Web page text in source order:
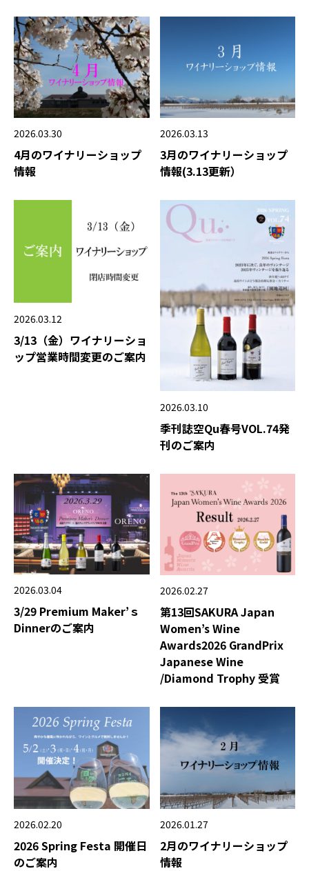
2026.03.30
4月のワイナリーショップ
情報
2026.03.13
3月のワイナリーショップ
情報(3.13更新）
2026.03.12
3/13（金）ワイナリーショ
ップ営業時間変更のご案内
2026.03.10
季刊誌空Qu春号VOL.74発
刊のご案内
2026.03.04
3/29 Premium Maker’ｓ
Dinnerのご案内
2026.02.27
第13回SAKURA Japan
Women’s Wine
Awards2026 GrandPrix
Japanese Wine
/Diamond Trophy 受賞
2026.02.20
2026 Spring Festa 開催日
のご案内
2026.01.27
2月のワイナリーショップ
情報